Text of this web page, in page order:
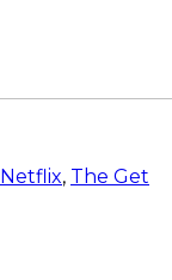
, The Get